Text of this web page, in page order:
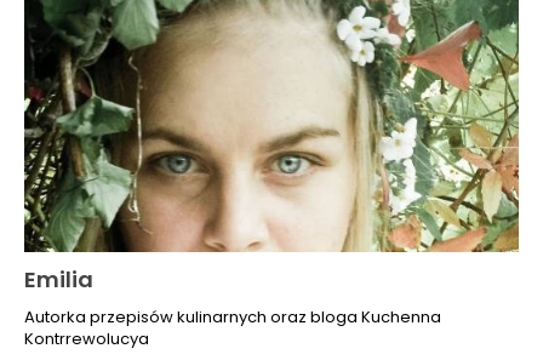
Emilia
Autorka przepisów kulinarnych oraz bloga Kuchenna
Kontrrewolucya